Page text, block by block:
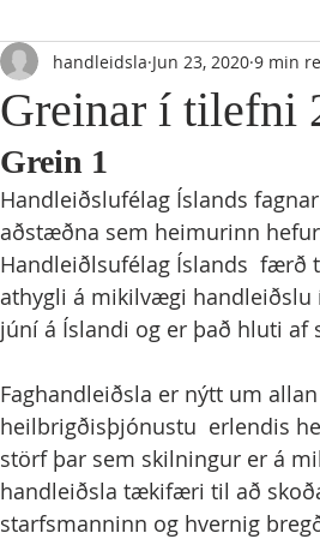
Greinar í tilefni
handleidsla Jun 23, 2020 9 min
Grein 1
Handleiðslufélag Íslands
aðstæðna sem heimurinn
Handleiðlsufélag Íslands  færð
athygli á mikilvægi handleiðslu
júní á Íslandi og er það hluti af
Faghandleiðsla er nýtt um
heilbrigðisþjónustu  erlendis
störf þar sem skilningur er á
handleiðsla tækifæri til að
starfsmanninn og hvernig